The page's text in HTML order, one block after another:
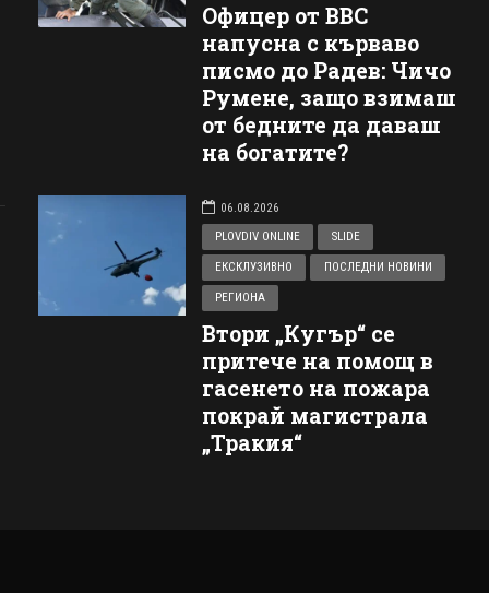
Офицер от ВВС
напусна с кърваво
писмо до Радев: Чичо
Румене, защо взимаш
от бедните да даваш
на богатите?
06.08.2026
PLOVDIV ONLINE
SLIDE
ЕКСКЛУЗИВНО ПОСЛЕДНИ НОВИНИ
РЕГИОНА
Втори „Кугър“ се
притече на помощ в
гасенето на пожара
покрай магистрала
„Тракия“